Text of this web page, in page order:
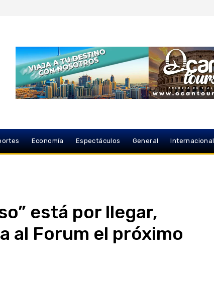
Economía Espectáculos General Internacional
está por llegar,
al Forum el próximo